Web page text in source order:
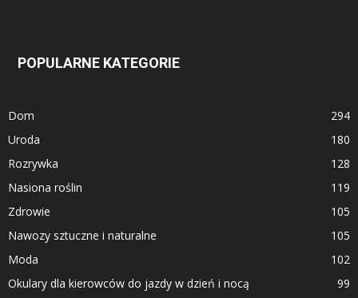
POPULARNE KATEGORIE
Dom
294
Uroda
180
Rozrywka
128
Nasiona roślin
119
Zdrowie
105
Nawozy sztuczne i naturalne
105
Moda
102
Okulary dla kierowców do jazdy w dzień i nocą
99